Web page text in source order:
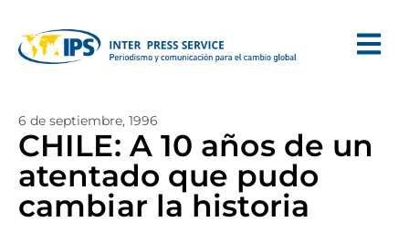
6 de septiembre, 1996
CHILE: A 10 años de un
atentado que pudo
cambiar la historia